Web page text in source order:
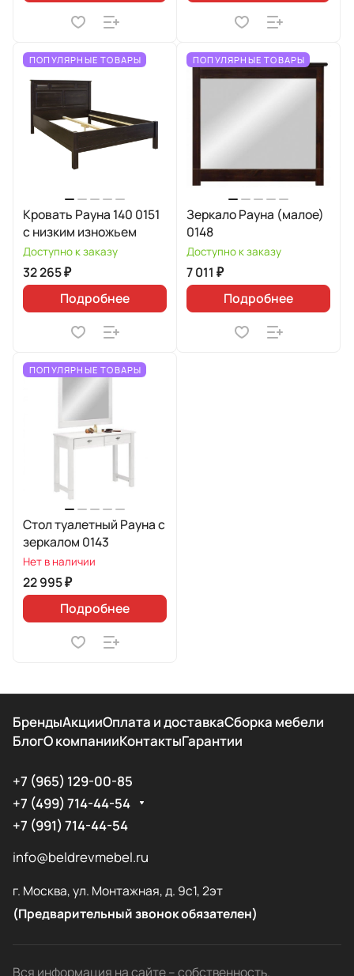
ПОПУЛЯРНЫЕ ТОВАРЫ
Кровать Рауна 140 0151
с низким изножьем
Доступно к заказу
32 265 ₽
Подробнее
ПОПУЛЯРНЫЕ ТОВАРЫ
Зеркало Рауна (малое)
0148
Доступно к заказу
7 011 ₽
Подробнее
ПОПУЛЯРНЫЕ ТОВАРЫ
Стол туалетный Рауна с
зеркалом 0143
Нет в наличии
22 995 ₽
Подробнее
БрендыАкцииОплата и доставкаСборка мебели
БлогО компанииКонтактыГарантии
+7 (965) 129-00-85
+7 (499) 714-44-54
+7 (991) 714-44-54
info@beldrevmebel.ru
г. Москва, ул. Монтажная, д. 9с1, 2эт
(Предварительный звонок обязателен)
Вся информация на сайте – собственность.